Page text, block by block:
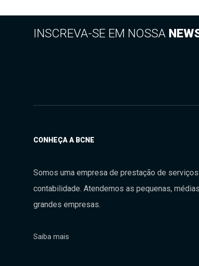
INSCREVA-SE EM NOSSA
CONHEÇA A BCNE
Somos uma empresa de prestação de
contabilidade. Atendemos as pequenas,
grandes empresas.
Saiba mais